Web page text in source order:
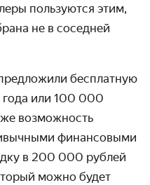
пользуются этим,
не в соседней
бесплатную
года или 100 000
возможность
финансовыми
в 200 000 рублей
можно будет